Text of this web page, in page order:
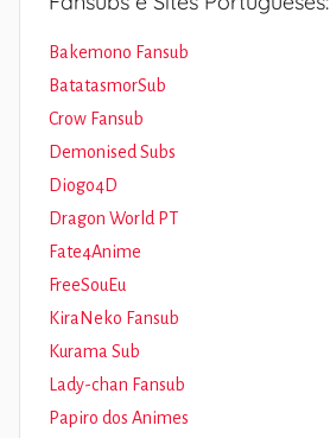
Bakemono Fansub
BatatasmorSub
Crow Fansub
Demonised Subs
Diogo4D
Dragon World PT
Fate4Anime
FreeSouEu
KiraNeko Fansub
Kurama Sub
Lady-chan Fansub
Papiro dos Animes